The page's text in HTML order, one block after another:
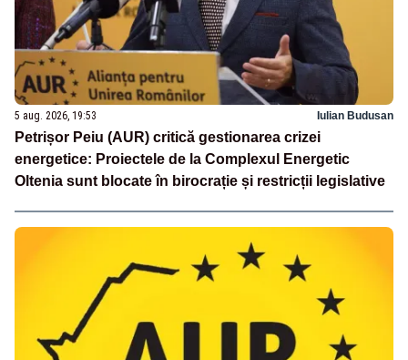
5 aug. 2026, 19:53 Iulian Budusan
Petrișor Peiu (AUR) critică gestionarea crizei
energetice: Proiectele de la Complexul Energetic
Oltenia sunt blocate în birocrație și restricții legislative